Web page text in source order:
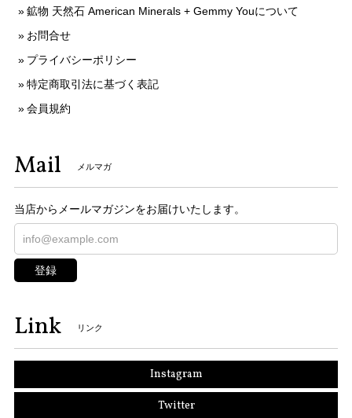
鉱物 天然石 American Minerals + Gemmy Youについて
お問合せ
プライバシーポリシー
特定商取引法に基づく表記
会員規約
Mail メルマガ
当店からメールマガジンをお届けいたします。
登録
Link リンク
Instagram
Twitter